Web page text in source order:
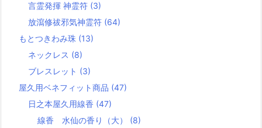
言霊発揮 神霊符 (3)
放瀉修祓邪気神霊符 (64)
もとつきわみ珠 (13)
ネックレス (8)
ブレスレット (3)
屋久用ベネフィット商品 (47)
日之本屋久用線香 (47)
線香 水仙の香り（大） (8)